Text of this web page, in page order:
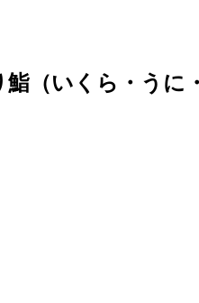
（いくら・う